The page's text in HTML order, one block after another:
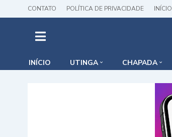
CONTATO POLÍTICA DE PRIVACIDADE INÍCIO
INÍCIO UTINGA CHAPADA